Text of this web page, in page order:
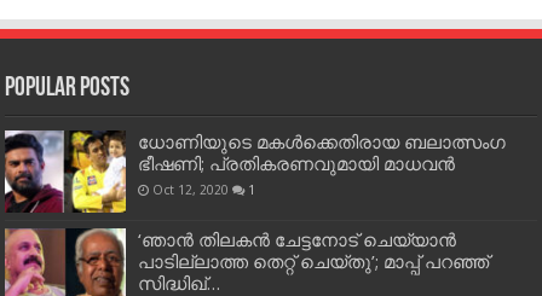
Popular Posts
ധോണിയുടെ മകള്‍ക്കെതിരായ ബലാത്സംഗ
ഭീഷണി; പ്രതികരണവുമായി മാധവന്‍
Oct 12, 2020 1
‘ഞാന്‍ തിലകന്‍ ചേട്ടനോട് ചെയ്യാന്‍
പാടില്ലാത്ത തെറ്റ് ചെയ്തു’; മാപ്പ് പറഞ്ഞ്
സിദ്ധിഖ്…